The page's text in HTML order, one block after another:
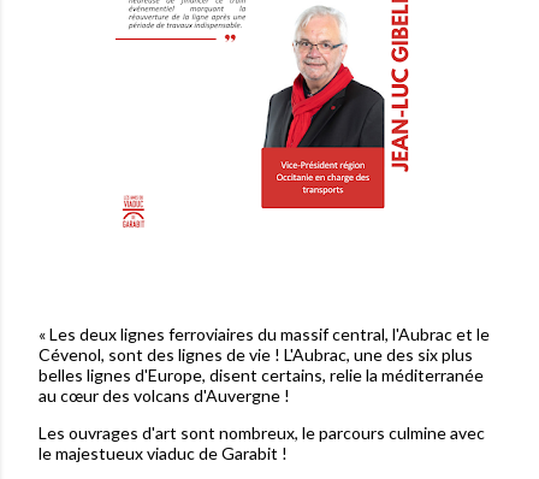
Nos partenaires
Train & écologie
« Les deux lignes ferroviaires du massif central, l'Aubrac et le
Cévenol, sont des lignes de vie ! L'Aubrac, une des six plus
belles lignes d'Europe, disent certains, relie la méditerranée
au cœur des volcans d'Auvergne !
Les ouvrages d'art sont nombreux, le parcours culmine avec
le majestueux viaduc de Garabit !